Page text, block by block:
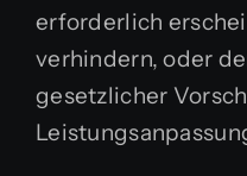
erforderlich
verhindern, oder
gesetzlicher